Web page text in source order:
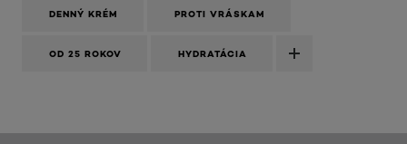
DENNÝ KRÉM PROTI VRÁSKAM
OD 25 ROKOV HYDRATÁCIA